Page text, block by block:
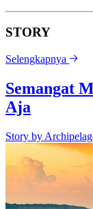
STORY
Selengkapnya
Semangat
Aja
Story by